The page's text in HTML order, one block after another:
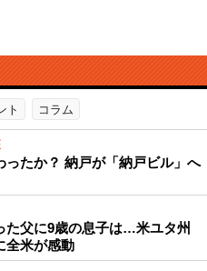
ト コラム
ったか？ 納戸が「納戸ビル」へ
た父に9歳の息子は…米ユタ州
全米が感動